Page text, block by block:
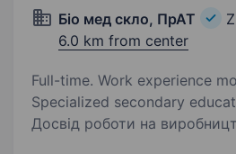
Біо мед скло, ПрАТ
6.0 km from center
Full-time. Work experience
Specialized secondary education.
Досвід роботи на виробництві.